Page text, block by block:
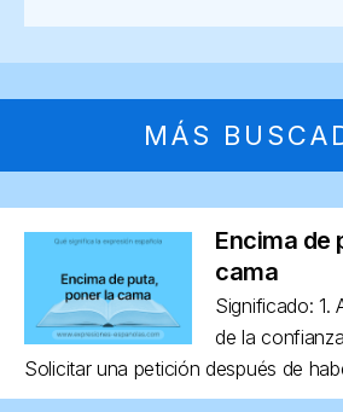
MÁS
Encima de
cama
Significado: 1.
de la
Solicitar una petición después de